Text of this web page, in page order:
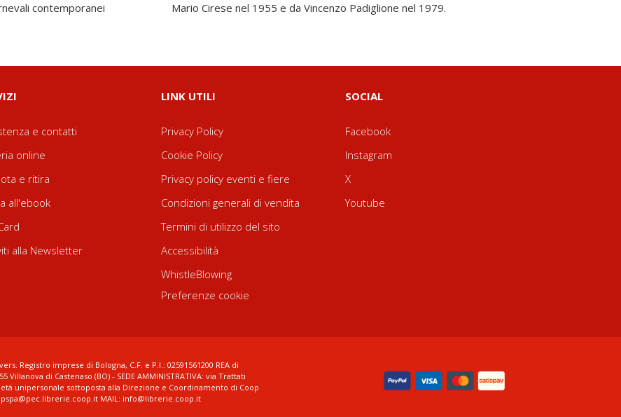
contemporanei
Mario Cirese nel 1955 e da Vincenzo Padiglione nel 1979.
e contatti
online
e ritira
all'ebook
alla Newsletter
LINK UTILI
Privacy Policy
Cookie Policy
Privacy policy eventi e fiere
Condizioni generali di vendita
Termini di utilizzo del sito
Accessibilità
WhistleBlowing
Preferenze cookie
SOCIAL
Facebook
Instagram
X
Youtube
Registro imprese di Bologna, C.F. e P.I.: 02591561200 REA di
Villanova di Castenaso (BO) - SEDE AMMINISTRATIVA: via Trattati
unipersonale sottoposta alla Direzione e Coordinamento di Coop
MAIL: info@librerie.coop.it